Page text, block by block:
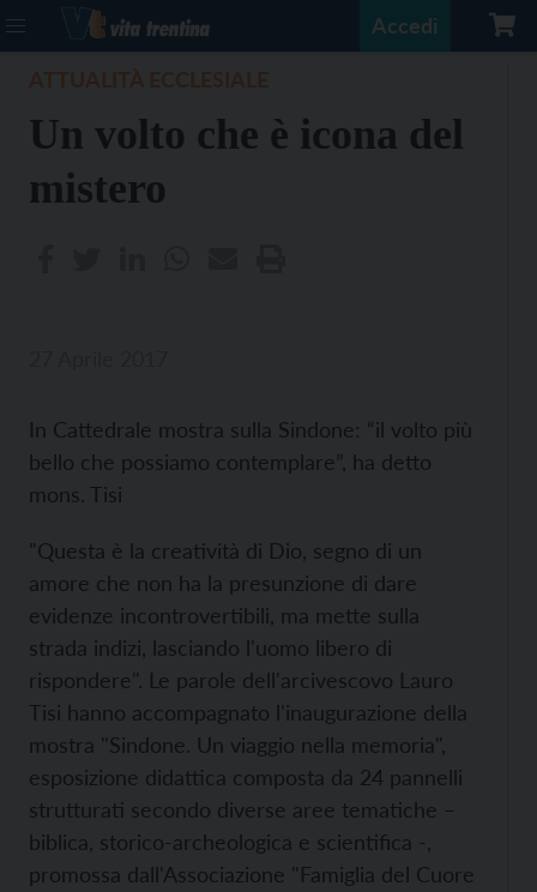
Accedi
Un volto che è icona del
mistero
In Cattedrale mostra sulla Sindone: “il volto più
bello che possiamo contemplare”, ha detto
mons. Tisi
"Questa è la creatività di Dio, segno di un
amore che non ha la presunzione di dare
evidenze incontrovertibili, ma mette sulla
strada indizi, lasciando l'uomo libero di
rispondere". Le parole dell'arcivescovo Lauro
Tisi hanno accompagnato l'inaugurazione della
mostra "Sindone. Un viaggio nella memoria",
esposizione didattica composta da 24 pannelli
strutturati secondo diverse aree tematiche –
biblica, storico-archeologica e scientifica -,
promossa dall'Associazione "Famiglia del Cuore